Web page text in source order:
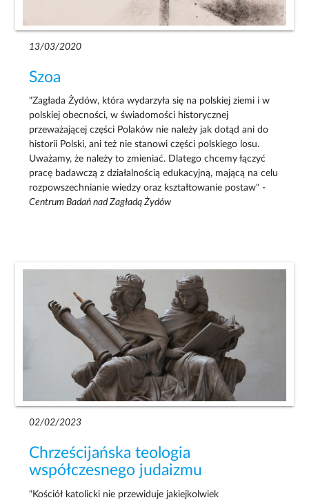
13/03/2020
Szoa
"Zagłada Żydów, która wydarzyła się na polskiej ziemi i w
polskiej obecności, w świadomości historycznej
przeważającej części Polaków nie należy jak dotąd ani do
historii Polski, ani też nie stanowi części polskiego losu.
Uważamy, że należy to zmieniać. Dlatego chcemy łączyć
pracę badawczą z działalnością edukacyjną, mającą na celu
rozpowszechnianie wiedzy oraz kształtowanie postaw" -
Centrum Badań nad Zagładą Żydów
02/02/2023
Chrześcijańska teologia
współczesnego judaizmu
"Kościół katolicki nie przewiduje jakiejkolwiek